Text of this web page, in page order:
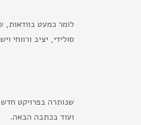
לומר כמעט בוודאות,
סולידי, יציב
שנותרה בפרויקט
ועוד בכתבה הבאה.